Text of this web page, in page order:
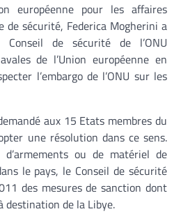
européenne pour les affaires
sécurité, Federica Mogherini a
de sécurité de l’ONU
de l’Union européenne en
l’embargo de l’ONU sur les
aux 15 Etats membres du
une résolution dans ce sens.
ou de matériel de
le pays, le Conseil de sécurité
des mesures de sanction dont
destination de la Libye.